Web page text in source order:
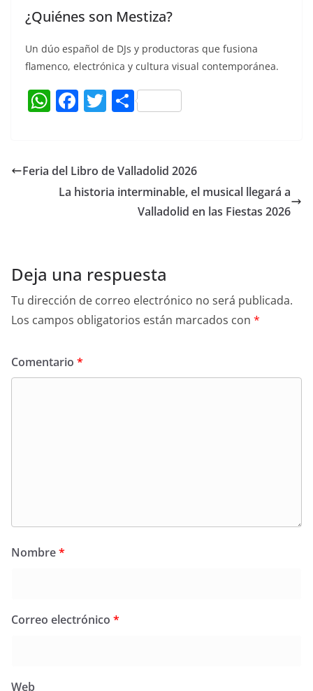
¿Quiénes son Mestiza?
Un dúo español de DJs y productoras que fusiona
flamenco, electrónica y cultura visual contemporánea.
W
s
A
F
e
b
T
er
C
p
ar
tir
Feria del Libro de Valladolid 2026
La historia interminable, el musical llegará a
Valladolid en las Fiestas 2026
Deja una respuesta
Tu dirección de correo electrónico no será publicada.
Los campos obligatorios están marcados con *
Comentario *
Nombre*
Correo electrónico *
Web